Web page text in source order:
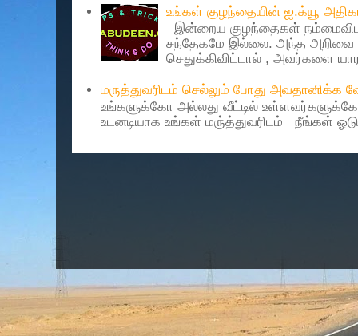
உங்கள் குழந்தையின் ஐ.க்யூ
இன்றைய குழந்தைகள்
சந்தேகமே இல்லை. அந்த
செதுக்கிவிட்டால் , அவர்களை
மருத்துவரிடம் செல்லும் போது அவதானிக்க
உங்களுக்கோ அல்லது வீட்டில்
உடனடியாக உங்கள் மரு்த்துவரிடம் நீங்கள்